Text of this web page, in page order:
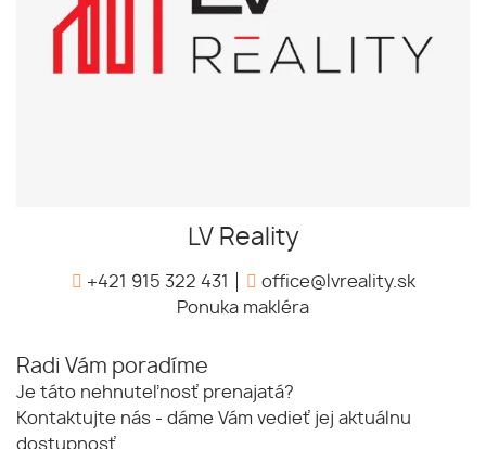
LV Reality
+421 915 322 431
office@lvreality.sk
Ponuka makléra
Radi Vám poradíme
Je táto nehnuteľnosť prenajatá?
Kontaktujte nás - dáme Vám vedieť jej aktuálnu
dostupnosť.